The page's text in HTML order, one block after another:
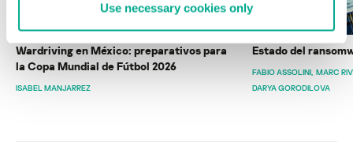
Use necessary cookies only
Wardriving en México: preparativos para
la Copa Mundial de Fútbol 2026
ISABEL MANJARREZ
Estado del
FABIO ASSOLINI MARC
DARYA GORODILOVA